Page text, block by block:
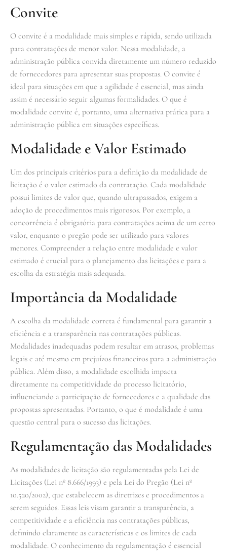
Convite
O convite é a modalidade mais simples e rápida, sendo utilizada
para contratações de menor valor. Nessa modalidade, a
administração pública convida diretamente um número reduzido
de fornecedores para apresentar suas propostas. O convite é
ideal para situações em que a agilidade é essencial, mas ainda
assim é necessário seguir algumas formalidades. O que é
modalidade convite é, portanto, uma alternativa prática para a
administração pública em situações específicas.
Modalidade e Valor Estimado
Um dos principais critérios para a definição da modalidade de
licitação é o valor estimado da contratação. Cada modalidade
possui limites de valor que, quando ultrapassados, exigem a
adoção de procedimentos mais rigorosos. Por exemplo, a
concorrência é obrigatória para contratações acima de um certo
valor, enquanto o pregão pode ser utilizado para valores
menores. Compreender a relação entre modalidade e valor
estimado é crucial para o planejamento das licitações e para a
escolha da estratégia mais adequada.
Importância da Modalidade
A escolha da modalidade correta é fundamental para garantir a
eficiência e a transparência nas contratações públicas.
Modalidades inadequadas podem resultar em atrasos, problemas
legais e até mesmo em prejuízos financeiros para a administração
pública. Além disso, a modalidade escolhida impacta
diretamente na competitividade do processo licitatório,
influenciando a participação de fornecedores e a qualidade das
propostas apresentadas. Portanto, o que é modalidade é uma
questão central para o sucesso das licitações.
Regulamentação das Modalidades
As modalidades de licitação são regulamentadas pela Lei de
Licitações (Lei nº 8.666/1993) e pela Lei do Pregão (Lei nº
10.520/2002), que estabelecem as diretrizes e procedimentos a
serem seguidos. Essas leis visam garantir a transparência, a
competitividade e a eficiência nas contratações públicas,
definindo claramente as características e os limites de cada
modalidade. O conhecimento da regulamentação é essencial